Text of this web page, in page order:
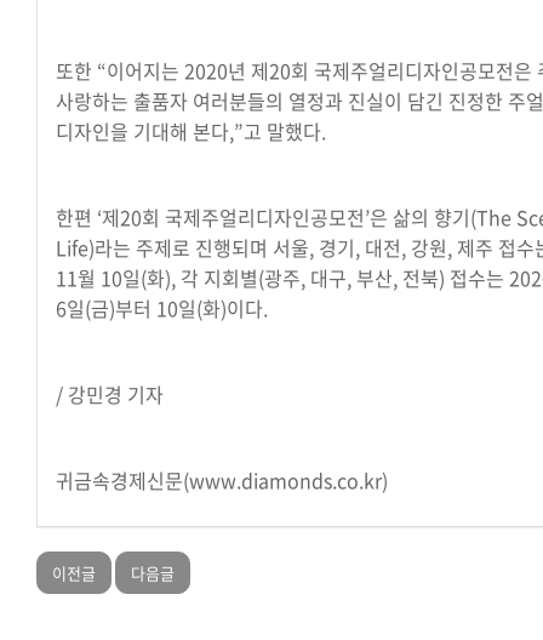
또한 “이어지는 2020년 제20회 국제주얼리디자인공모전은
사랑하는 출품자 여러분들의 열정과 진실이 담긴 진정한 주
디자인을 기대해 본다,”고 말했다.
한편 ‘제20회 국제주얼리디자인공모전’은 삶의 향기(The
Life)라는 주제로 진행되며 서울, 경기, 대전, 강원, 제주 접
11월 10일(화), 각 지회별(광주, 대구, 부산, 전북) 접수는
6일(금)부터 10일(화)이다.
/ 강민경 기자
귀금속경제신문(www.diamonds.co.kr)
이전글 다음글